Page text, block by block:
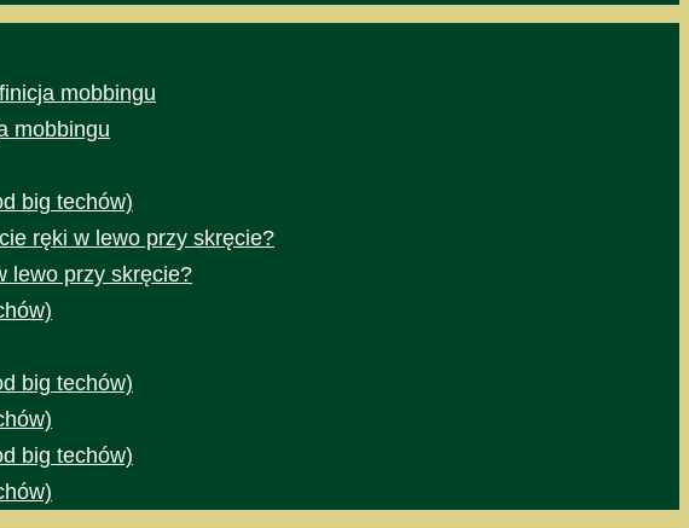
mobbingu
mobbingu
big techów)
ręki w lewo przy skręcie?
lewo przy skręcie?
big techów)
big techów)